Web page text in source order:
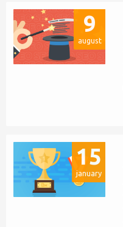
9
august
15
january